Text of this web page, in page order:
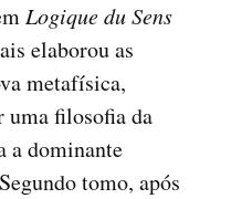
Logique du Sens
elaborou as
metafísica,
uma filosofia da
a dominante
tomo, após